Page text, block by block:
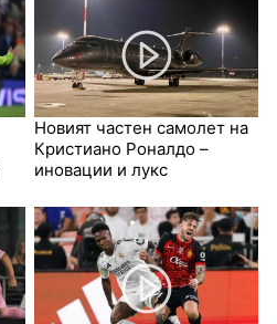
Новият частен самолет на
Кристиано Роналдо –
иновации и лукс